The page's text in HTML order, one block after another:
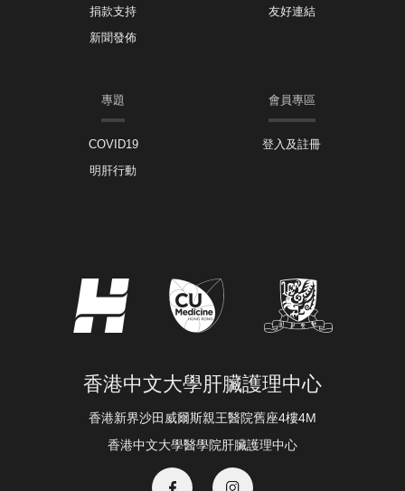
捐款支持
新聞發佈
友好連結
專題
COVID19
明肝行動
會員專區
登入及註冊
香港中文大學肝臟護理中心
香港新界沙田威爾斯親王醫院舊座4樓4M
香港中文大學醫學院肝臟護理中心